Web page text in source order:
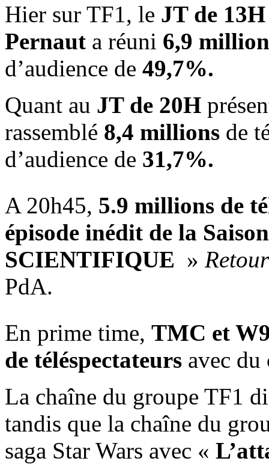
Hier sur TF1, le JT de 13H
Pernaut a réuni 6,9
d’audience de 49,7%.
Quant au JT de 20H
rassemblé 8,4 millions de
d’audience de 31,7%.
A 20h45, 5.9 millions de
épisode inédit de la
SCIENTIFIQUE »
PdA.
En prime time, TMC et
de téléspectateurs avec du
La chaîne du groupe TF1
tandis que la chaîne du
saga Star Wars avec «